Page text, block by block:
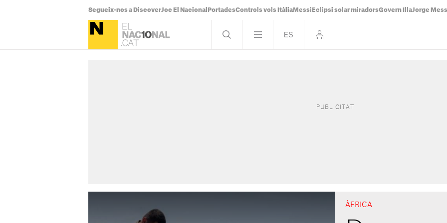
Segueix-nos a DiscoverJoc El Nacional PortadesControls vols Itàlia Messi Eclipsi solar miradorsGovern IllaJorge
ÀFRICA